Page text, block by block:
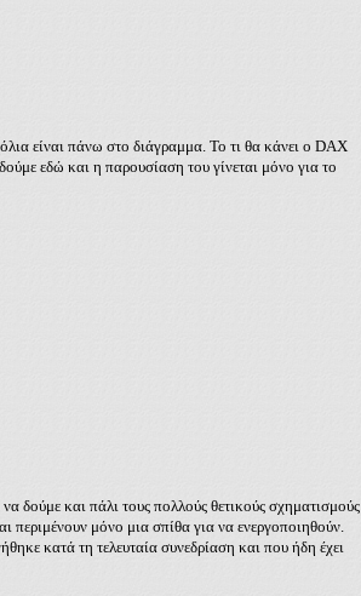
είναι πάνω στο διάγραμμα. Το τι θα κάνει ο DAX
εδώ και η παρουσίαση του γίνεται μόνο για το
δούμε και πάλι τους πολλούς θετικούς σχηματισμούς
περιμένουν μόνο μια σπίθα για να ενεργοποιηθούν.
κατά τη τελευταία συνεδρίαση και που ήδη έχει